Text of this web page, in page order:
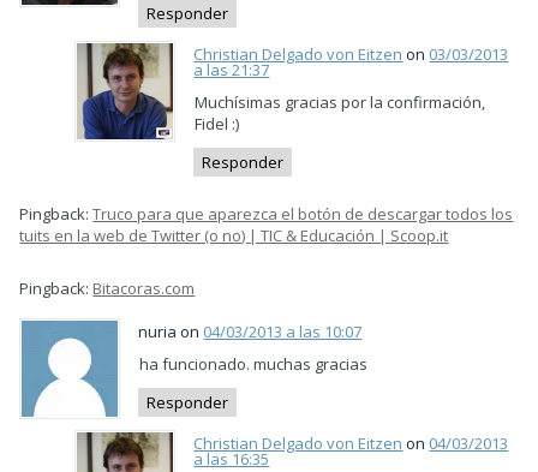
Responder
Christian Delgado von Eitzen on 03/03/2013
a las 21:37
Muchísimas gracias por la confirmación,
Fidel :)
Responder
Pingback:Truco para que aparezca el botón de descargar todos los
tuits en la web de Twitter (o no) | TIC & Educación | Scoop.it
Pingback: Bitacoras.com
nuria on 04/03/2013 a las 10:07
ha funcionado. muchas gracias
Responder
Christian Delgado von Eitzen on 04/03/2013
a las 16:35